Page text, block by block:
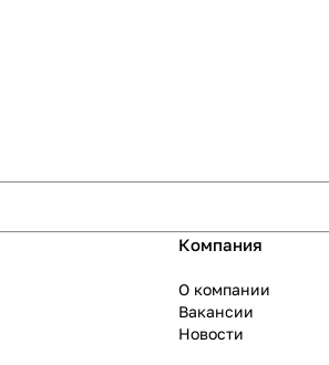
Компания
О компании
Вакансии
Новости